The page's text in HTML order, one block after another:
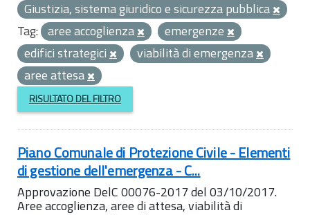
Giustizia, sistema giuridico e sicurezza pubblica
Tag: aree accoglienza
emergenze
edifici strategici
viabilità di emergenza
aree attesa
RISULTATO DEL FILTRO
Piano Comunale di Protezione Civile - Elementi
di gestione dell'emergenza - C...
Approvazione DelC 00076-2017 del 03/10/2017.
Aree accoglienza, aree di attesa, viabilità di